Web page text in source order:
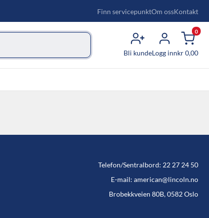
Finn servicepunktOm ossKontakt
Bli kundeLogg inn
0
kr0,00
Telefon/Sentralbord: 22 27 24 50
E-mail: american@lincoln.no
Brobekkveien 80B, 0582 Oslo